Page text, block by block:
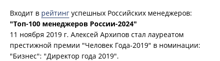
Входит в рейтинг успешных Российских менеджеров:
"Топ-100 менеджеров России-2024"
11 ноября 2019 г. Алексей Архипов стал лауреатом
престижной премии "Человек Года-2019" в номинации:
"Бизнес": "Директор года 2019".